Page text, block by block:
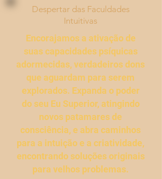
Despertar das Faculdades
Intuitivas
Encorajamos a ativação de
suas capacidades psíquicas
adormecidas, verdadeiros dons
que aguardam para serem
explorados. Expanda o poder
do seu Eu Superior, atingindo
novos patamares de
consciência, e abra caminhos
para a intuição e a criatividade,
encontrando soluções originais
para velhos problemas.